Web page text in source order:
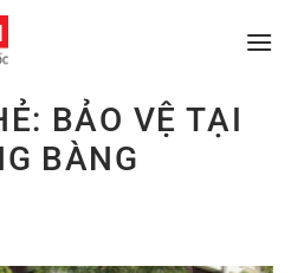
BẢO VỆ TẠI
BÀNG